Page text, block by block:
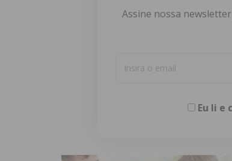
Assine nossa
Eu li e